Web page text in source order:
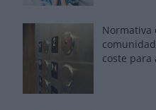
Normativa
coste para